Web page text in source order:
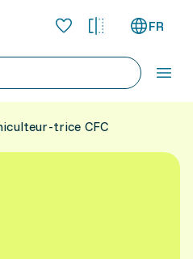
FR
trice CFC